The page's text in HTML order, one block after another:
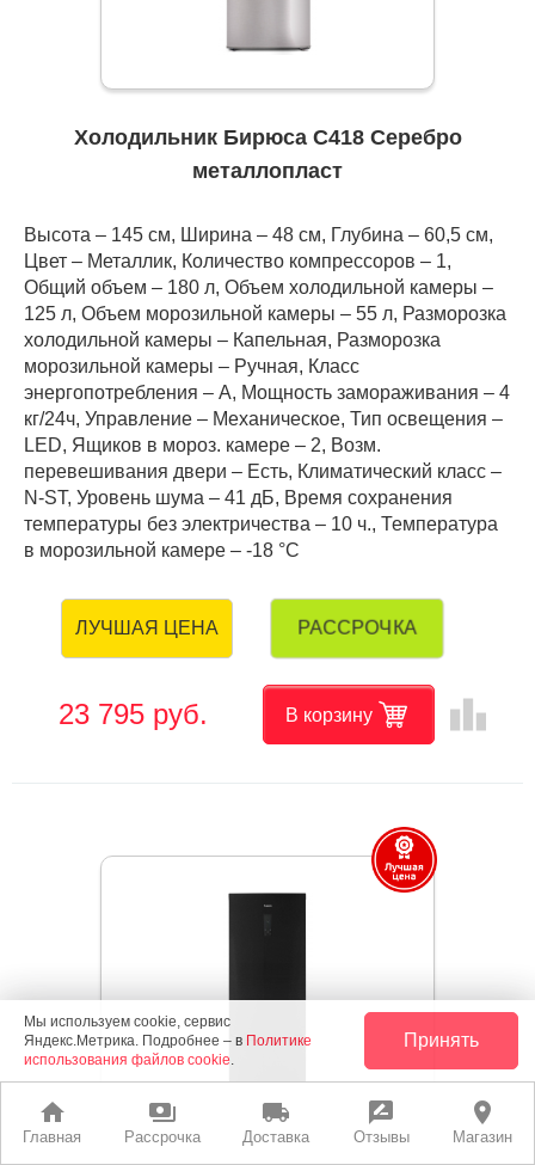
home
Главная
payments
Рассрочка
local_shipping
Доставка
rate_review
Отзывы
place
Магазин
Холодильник Бирюса C418 Серебро
металлопласт
Высота – 145 см, Ширина – 48 см, Глубина – 60,5 см,
Цвет – Металлик, Количество компрессоров – 1,
Общий объем – 180 л, Объем холодильной камеры –
125 л, Объем морозильной камеры – 55 л, Разморозка
холодильной камеры – Капельная, Разморозка
морозильной камеры – Ручная, Класс
энергопотребления – А, Мощность замораживания – 4
кг/24ч, Управление – Механическое, Тип освещения –
LED, Ящиков в мороз. камере – 2, Возм.
перевешивания двери – Есть, Климатический класс –
N-ST, Уровень шума – 41 дБ, Время сохранения
температуры без электричества – 10 ч., Температура
в морозильной камере – -18 °C
ЛУЧШАЯ ЦЕНА РАССРОЧКА
23 795 руб. В корзину leaderboard
Мы используем cookie, сервис
Яндекс.Метрика. Подробнее – в Политике
использования файлов cookie.
Принять